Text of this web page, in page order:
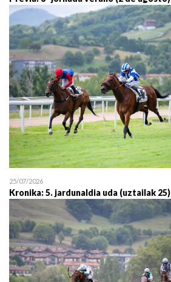
25/07/2026
Kronika: 5. jardunaldia uda (uztailak 25)